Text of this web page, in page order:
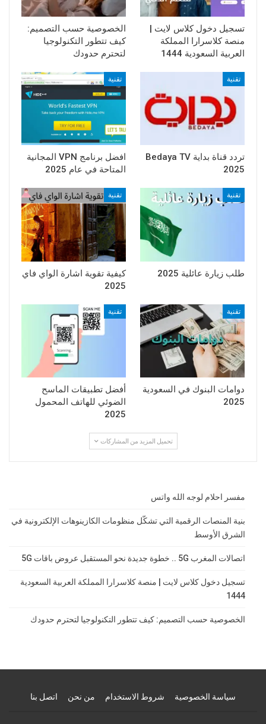
تسجيل دخول كلاس لايت |
منصة كلاسرارا المملكة
العربية السعودية 1444
الخصوصية حسب التصميم:
كيف تتطور التكنولوجيا
لتحترم حدودك
تقنية
تردد قناة بداية Bedaya TV
2025
تقنية
افضل برنامج VPN المجانية
المتاحة في عام 2025
تقنية
طلب زيارة عائلية 2025
تقنية
كيفية تقوية اشارة الواي فاي
2025
تقنية
دوامات البنوك في السعودية
2025
تقنية
أفضل تطبيقات الماسح
الضوئي للهاتف المحمول
2025
تحميل المزيد من المشاركات
مفسر احلام لوجه الله واتس
بنية المنصات الرقمية التي تشكّل منظومات الكازينوهات الإلكترونية في
الشرق الأوسط
اتصالات المغرب 5G .. خطوة جديدة نحو المستقبل عروض باقات 5G
تسجيل دخول كلاس لايت | منصة كلاسرارا المملكة العربية السعودية
1444
الخصوصية حسب التصميم: كيف تتطور التكنولوجيا لتحترم حدودك
سياسة الخصوصية شروط الاستخدام من نحن اتصل بنا